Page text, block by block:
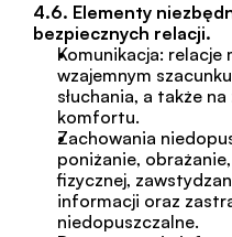
4.6. Elementy
bezpiecznych relacji.
Komunikacja:
wzajemnym
słuchania, a także
komfortu.
Zachowania
poniżanie,
fizycznej,
informacji oraz
niedopuszczalne.